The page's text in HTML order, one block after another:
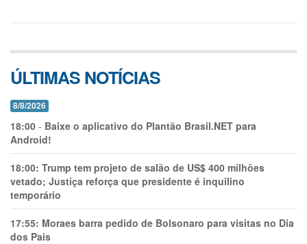
ÚLTIMAS NOTÍCIAS
8/8/2026
18:00 - Baixe o aplicativo do Plantão Brasil.NET para
Android!
18:00: Trump tem projeto de salão de US$ 400 milhões
vetado; Justiça reforça que presidente é inquilino
temporário
17:55: Moraes barra pedido de Bolsonaro para visitas no Dia
dos Pais